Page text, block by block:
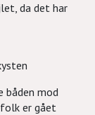
da det har
båden mod
er gået